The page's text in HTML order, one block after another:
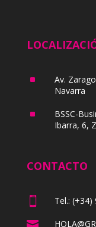
^
Av.
Navarra
^
BSSC-
Ibarra, 6,
CONTACTO
 Tel.: (+34)
